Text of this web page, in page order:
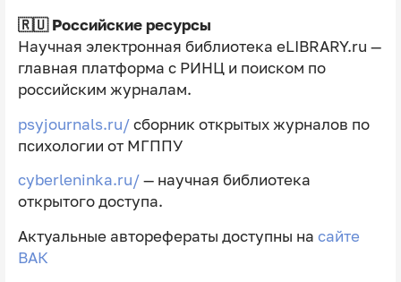
🇷🇺 Российские ресурсы
Научная электронная библиотека eLIBRARY.ru —
главная платформа с РИНЦ и поиском по
российским журналам.
psyjournals.ru/ сборник открытых журналов по
психологии от МГППУ
cyberleninka.ru/ — научная библиотека
открытого доступа.
Актуальные авторефераты доступны на сайте
ВАК